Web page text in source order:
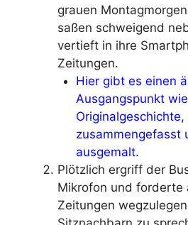
grauen
saßen schweigend
vertieft in ihre
Zeitungen.
Hier gibt es einen
Ausgangspunkt
zusammengefasst
ausgemalt.
Plötzlich ergriff der
Mikrofon und forderte
Zeitungen